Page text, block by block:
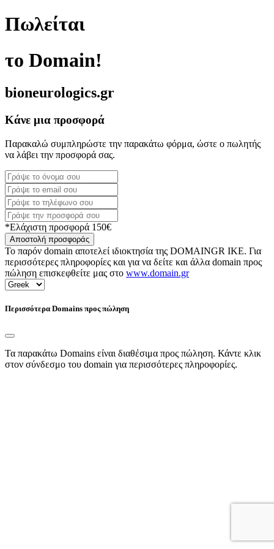
Πωλείται
το Domain!
bioneurologics.gr
Κάνε μια προσφορά
Παρακαλώ συμπληρώστε την παρακάτω φόρμα, ώστε ο πωλητής
να λάβει την προσφορά σας.
*Ελάχιστη προσφορά 150€
Αποστολή προσφοράς
Το παρόν domain αποτελεί ιδιοκτησία της DOMAINGR ΙΚΕ. Για
περισσότερες πληροφορίες και για να δείτε και άλλα domain προς
πώληση επισκεφθείτε μας στο www.domain.gr
Περισσότερα Domains προς πώληση
Τα παρακάτω Domains είναι διαθέσιμα προς πώληση. Κάντε κλικ
στον σύνδεσμο του domain για περισσότερες πληροφορίες.